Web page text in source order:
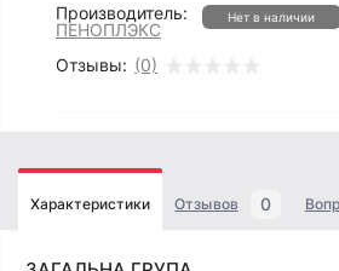
Производитель:
ПЕНОПЛЭКС
Отзывы: (0)
Нет в наличии
Характеристики Отзывов 0